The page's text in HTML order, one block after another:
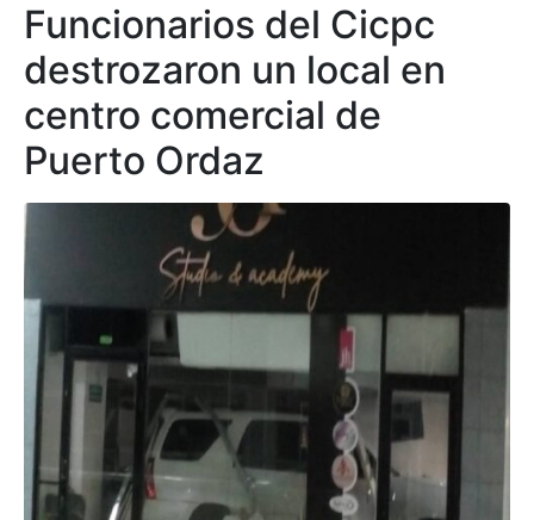
Funcionarios del Cicpc
destrozaron un local en
centro comercial de
Puerto Ordaz